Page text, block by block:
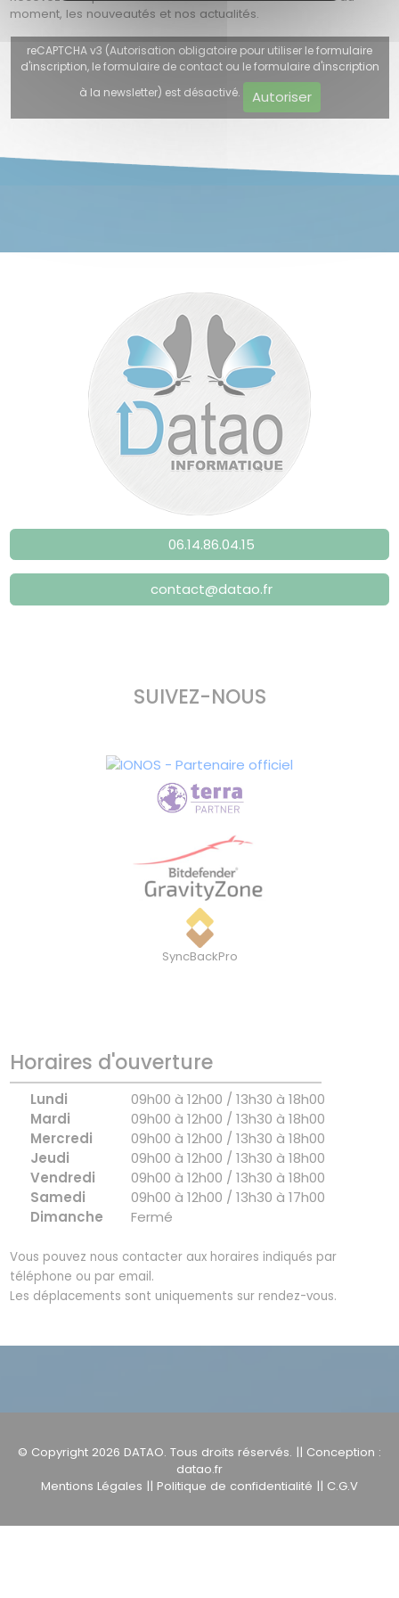
moment, les nouveautés et nos actualités.
reCAPTCHA v3 (Autorisation obligatoire pour utiliser le formulaire
d'inscription, le formulaire de contact ou le formulaire d'inscription
à la newsletter) est désactivé.
Autoriser
06.14.86.04.15
contact@datao.fr
SUIVEZ-NOUS
SyncBackPro
Horaires d'ouverture
Lundi
09h00 à 12h00 / 13h30 à 18h00
Mardi
09h00 à 12h00 / 13h30 à 18h00
Mercredi
09h00 à 12h00 / 13h30 à 18h00
Jeudi
09h00 à 12h00 / 13h30 à 18h00
Vendredi
09h00 à 12h00 / 13h30 à 18h00
Samedi
09h00 à 12h00 / 13h30 à 17h00
Dimanche
Fermé
Vous pouvez nous contacter aux horaires indiqués par
téléphone ou par email.
Les déplacements sont uniquements sur rendez-vous.
© Copyright 2026 DATAO. Tous droits réservés. || Conception :
datao.fr
Mentions Légales || Politique de confidentialité || C.G.V